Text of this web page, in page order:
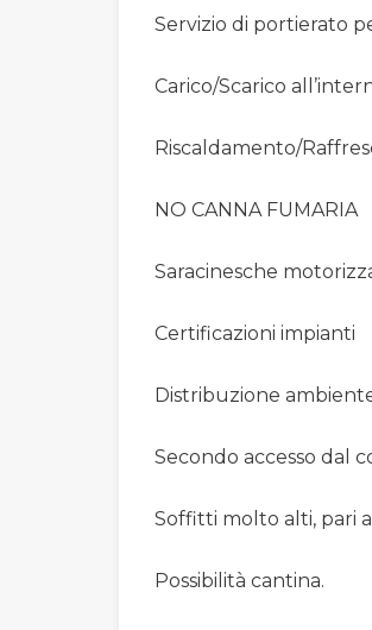
Servizio di portierato
Carico/Scarico
Riscaldamento/
NO CANNA FUMARIA
Saracinesche
Certificazioni impianti
Distribuzione
Secondo accesso dal
Soffitti molto alti, pari
Possibilità cantina.